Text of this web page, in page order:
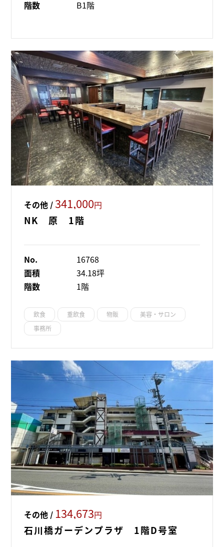
階数 B1階
その他 /341,000円
NK 原 1階
No.
16768
面積
34.18坪
階数
1階
飲食 重飲食 物販
美容・サロン
事務所
その他 / 134,673円
石川橋ガーデンプラザ 1階D号室